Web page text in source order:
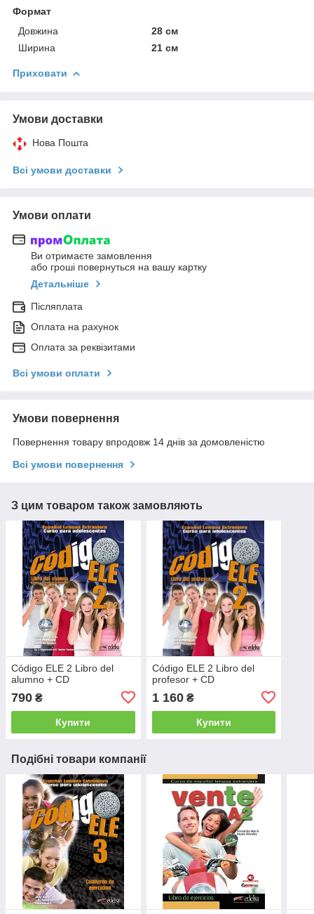
Формат
Довжина
28 см
Ширина
21 см
Приховати
Умови доставки
Нова Пошта
Всі умови доставки
Умови оплати
Ви отримаєте замовлення
або гроші повернуться на вашу картку
Детальніше
Післяплата
Оплата на рахунок
Оплата за реквізитами
Всі умови оплати
Умови повернення
Повернення товару впродовж 14 днів за домовленістю
Всі умови повернення
З цим товаром також замовляють
Código ELE 2 Libro del
alumno + CD
790 ₴
Купити
Código ELE 2 Libro del
profesor + CD
1 160₴
Купити
Подібні товари компанії